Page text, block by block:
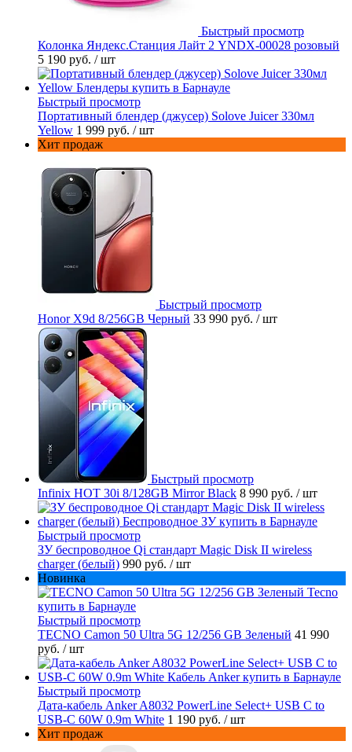
Быстрый просмотр
Колонка Яндекс.Станция Лайт 2 YNDX-00028 розовый
5 190 руб. / шт
Быстрый просмотр
Портативный блендер (джусер) Solove Juicer 330мл
Yellow 1 999 руб. / шт
Хит продаж
Быстрый просмотр
Honor X9d 8/256GB Черный 33 990 руб. / шт
Быстрый просмотр
Infinix HOT 30i 8/128GB Mirror Black 8 990 руб. / шт
Быстрый просмотр
ЗУ беспроводное Qi стандарт Magic Disk II wireless
charger (белый) 990 руб. / шт
Новинка
Быстрый просмотр
TECNO Camon 50 Ultra 5G 12/256 GB Зеленый 41 990
руб. / шт
Быстрый просмотр
Дата-кабель Anker A8032 PowerLine Select+ USB C to
USB-C 60W 0.9m White 1 190 руб. / шт
Хит продаж